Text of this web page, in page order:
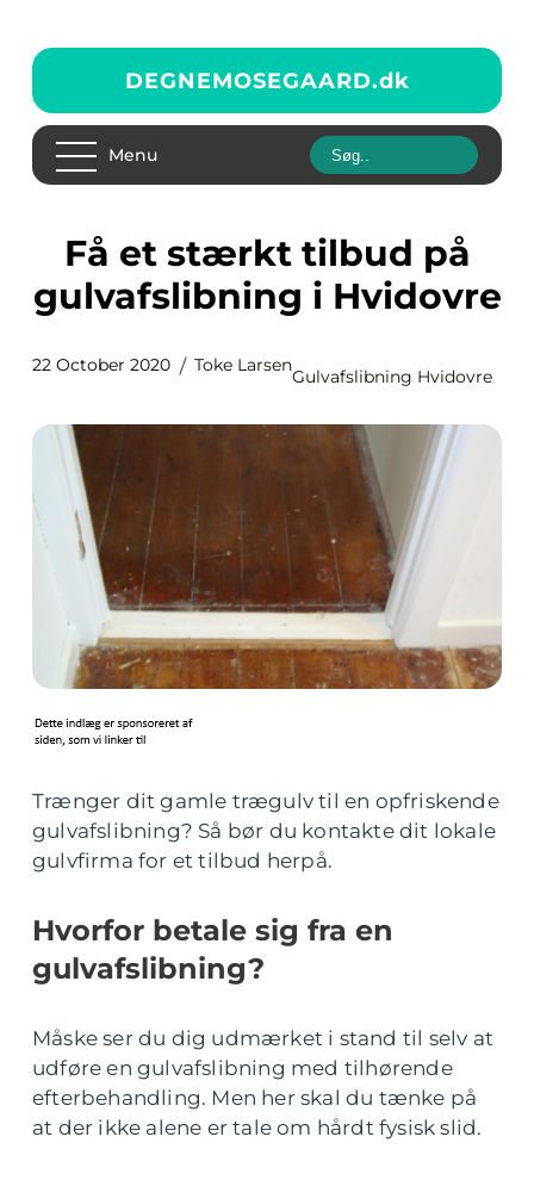
DEGNEMOSEGAARD.dk
Menu
Få et stærkt tilbud på
gulvafslibning i Hvidovre
22 October 2020 Toke Larsen
Gulvafslibning Hvidovre
Trænger dit gamle trægulv til en opfriskende
gulvafslibning? Så bør du kontakte dit lokale
gulvfirma for et tilbud herpå.
Hvorfor betale sig fra en
gulvafslibning?
Måske ser du dig udmærket i stand til selv at
udføre en gulvafslibning med tilhørende
efterbehandling. Men her skal du tænke på
at der ikke alene er tale om hårdt fysisk slid.